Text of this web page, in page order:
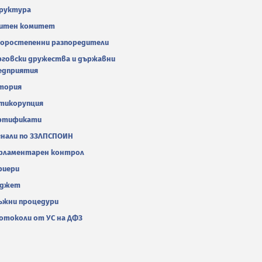
комитет
разпоредители
дружества и държавни
по ЗЗЛПСПОИН
контрол
процедури
от УС на ДФЗ